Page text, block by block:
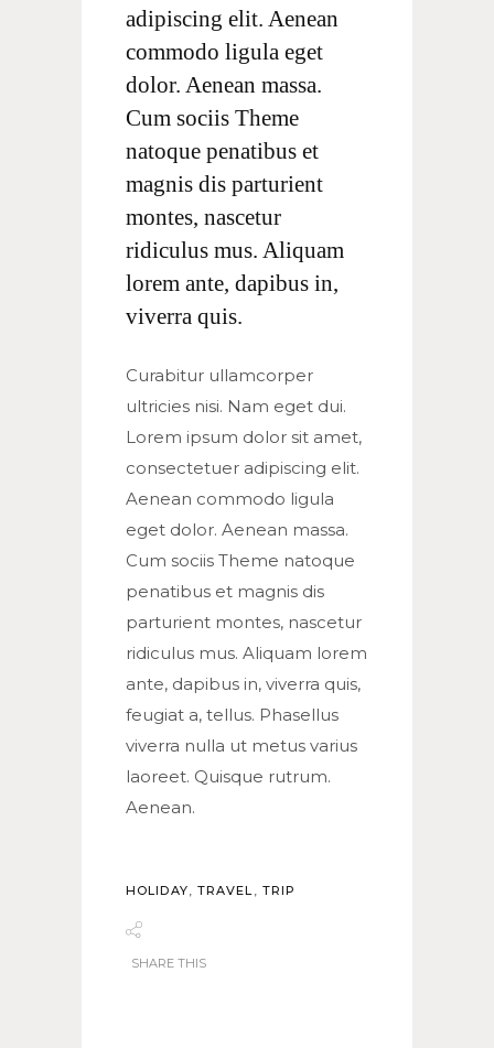
adipiscing elit. Aenean
commodo ligula eget
dolor. Aenean massa.
Cum sociis Theme
natoque penatibus et
magnis dis parturient
montes, nascetur
ridiculus mus. Aliquam
lorem ante, dapibus in,
viverra quis.
Curabitur ullamcorper
ultricies nisi. Nam eget dui.
Lorem ipsum dolor sit amet,
consectetuer adipiscing elit.
Aenean commodo ligula
eget dolor. Aenean massa.
Cum sociis Theme natoque
penatibus et magnis dis
parturient montes, nascetur
ridiculus mus. Aliquam lorem
ante, dapibus in, viverra quis,
feugiat a, tellus. Phasellus
viverra nulla ut metus varius
laoreet. Quisque rutrum.
Aenean.
HOLIDAY, TRAVEL, TRIP
SHARE THIS